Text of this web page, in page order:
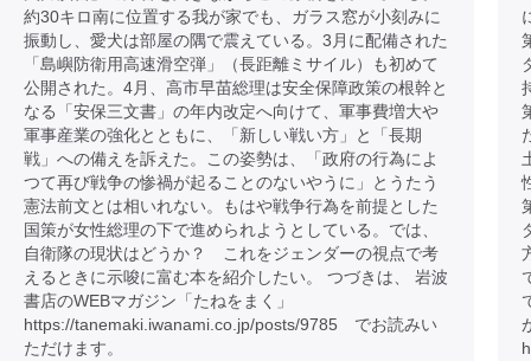
約30キロ南に位置する我が家でも、ガラス窓が小刻みに
振動し、愛犬は部屋の隅で震えている。3月に配備された
「島嶼防衛用高速滑空弾」（長距離ミサイル）も初めて
公開された。4月、高市早苗総理は安全保障政策の根幹と
なる「安保三文書」の年内改定へ向けて、軍事費増大や
軍事産業の強化とともに、「新しい戦い方」と「長期
戦」への備えを訴えた。この姿勢は、「政府の行為によ
つて再び戦争の惨禍が起ることのないやうに」とうたう
憲法前文とは相いれない。もはや戦争行為を前提とした
国策が女性総理の下で進められようとしている。では、
自衛隊の現状はどうか？ これをジェンダーの視点で考
えるときに示唆に富む本を紹介したい。 つづきは、 岩波
書店のWEBマガジン「たねをまく」
https://tanemaki.iwanami.co.jp/posts/9785 でお読みい
ただけます。